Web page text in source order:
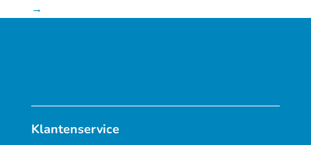
→
Klantenservice